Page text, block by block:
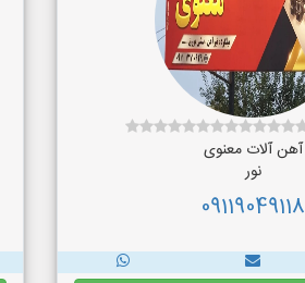
آهن آلات معنوی
نور
09119049118